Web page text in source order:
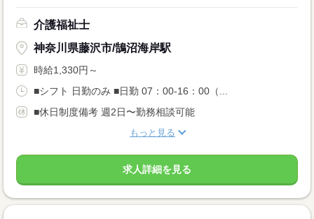
介護福祉士
神奈川県藤沢市/鵠沼海岸駅
時給1,330円～
■シフト 日勤のみ ■日勤 07：00-16：00（...
■休日制度備考 週2日〜勤務相談可能
もっと見る
求人詳細を見る